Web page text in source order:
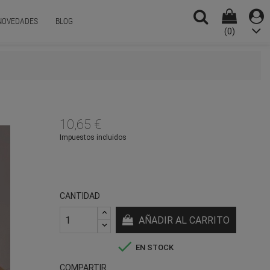
BLOG
(0)
10,65 €
Impuestos incluidos
CANTIDAD
AÑADIR AL CARRITO
 EN STOCK
COMPARTIR